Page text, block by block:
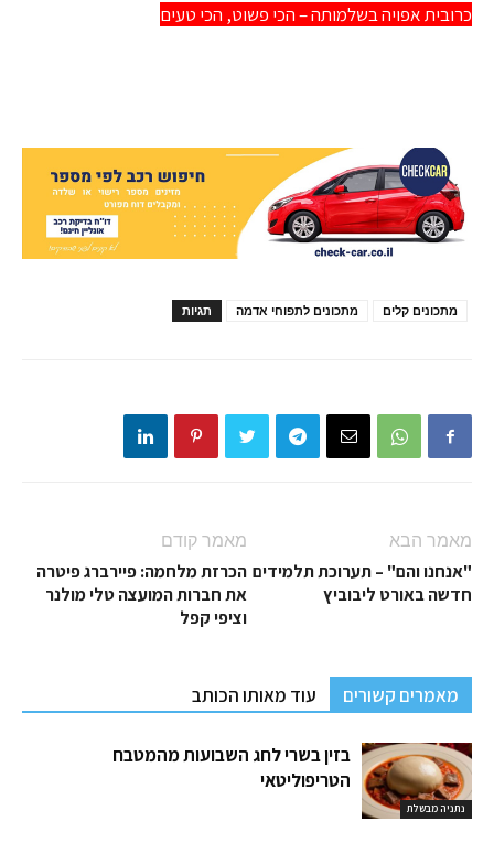
כרובית אפויה בשלמותה – הכי פשוט, הכי טעים
תגיות מתכונים לתפוחי אדמה מתכונים קלים
מאמר קודם
הכרזת מלחמה: פיירברג פיטרה
את חברות המועצה טלי מולנר
וציפי קפל
מאמר הבא
"אנחנו והם" – תערוכת תלמידים
חדשה באורט ליבוביץ
מאמרים קשורים עוד מאותו הכותב
נתניה מבשלת
בזין בשרי לחג השבועות מהמטבח
הטריפוליטאי